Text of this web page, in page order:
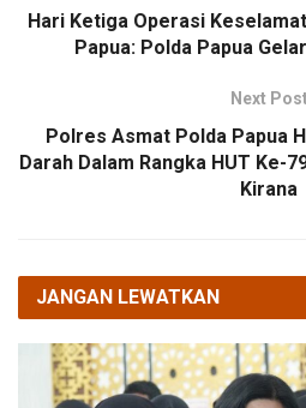
Hari Ketiga Operasi
Papua: Polda Papua
Next
Polres Asmat Polda Papua
Darah Dalam Rangka HUT Ke-
Kirana
JANGAN LEWATKAN